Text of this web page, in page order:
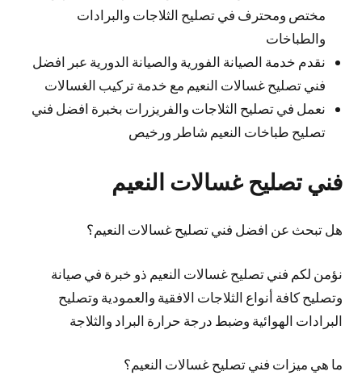
مختص ومحترف في تصليح الثلاجات والبرادات
والطباخات
نقدم خدمة الصيانة الفورية والصيانة الدورية عبر افضل
فني تصليح غسالات النعيم مع خدمة تركيب الغسالات
نعمل في تصليح الثلاجات والفريزرات بخبرة افضل فني
تصليح طباخات النعيم شاطر ورخيص
فني تصليح غسالات النعيم
هل تبحث عن افضل فني تصليح غسالات النعيم؟
نؤمن لكم فني تصليح غسالات النعيم ذو خبرة في صيانة
وتصليح كافة أنواع الثلاجات الافقية والعمودية وتصليح
البرادات الهوائية وضبط درجة حرارة البراد والثلاجة
ما هي ميزات فني تصليح غسالات النعيم؟